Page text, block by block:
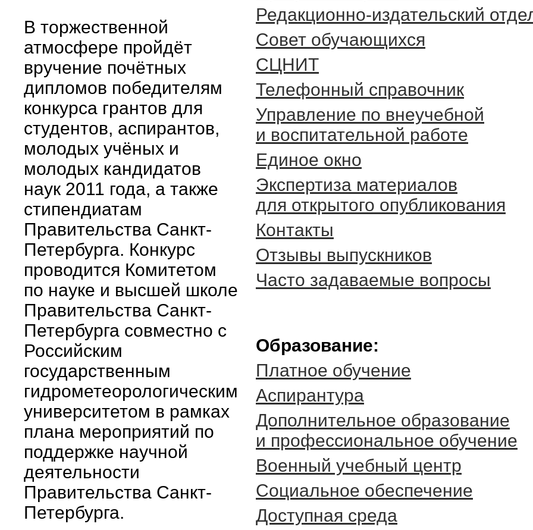
В торжественной
атмосфере пройдёт
вручение почётных
дипломов победителям
конкурса грантов для
студентов, аспирантов,
молодых учёных и
молодых кандидатов
наук 2011 года, а также
стипендиатам
Правительства Санкт-
Петербурга. Конкурс
проводится Комитетом
по науке и высшей школе
Правительства Санкт-
Петербурга совместно с
Российским
государственным
гидрометеорологическим
университетом в рамках
плана мероприятий по
поддержке научной
деятельности
Правительства Санкт-
Петербурга.
Редакционно-издательский
Cовет обучающихся
СЦНИТ
Телефонный справочник
Управление по внеучебной
и воспитательной работе
Единое окно
Экспертиза материалов
для открытого опубликования
Контакты
Отзывы выпускников
Часто задаваемые вопросы
Образование:
Платное обучение
Аспирантура
Дополнительное образование
и профессиональное обучение
Военный учебный центр
Социальное обеспечение
Доступная среда